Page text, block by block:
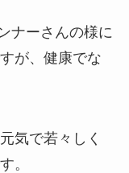
ナーさんの様に
が、健康でな
気で若々しく
。